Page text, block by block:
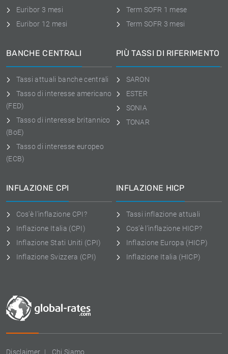
Disclaimer Chi Siamo
Euribor 3 mesi
Euribor 12 mesi
Term SOFR 1 mese
Term SOFR 3 mesi
BANCHE CENTRALI
Tassi attuali banche centrali
Tasso di interesse americano
(FED)
Tasso di interesse britannico
(BoE)
Tasso di interesse europeo
(ECB)
PIÙ TASSI DI RIFERIMENTO
SARON
ESTER
SONIA
TONAR
INFLAZIONE CPI
Cos'è l'inflazione CPI?
Inflazione Italia (CPI)
Inflazione Stati Uniti (CPI)
Inflazione Svizzera (CPI)
INFLAZIONE HICP
Tassi inflazione attuali
Cos'è l'inflazione HICP?
Inflazione Europa (HICP)
Inflazione Italia (HICP)